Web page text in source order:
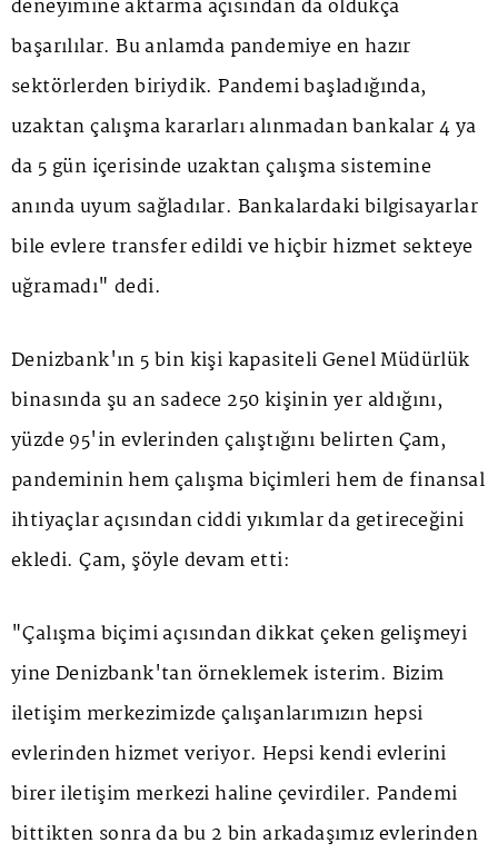
deneyimine aktarma açısından da oldukça
başarılılar. Bu anlamda pandemiye en hazır
sektörlerden biriydik. Pandemi başladığında,
uzaktan çalışma kararları alınmadan bankalar 4 ya
da 5 gün içerisinde uzaktan çalışma sistemine
anında uyum sağladılar. Bankalardaki bilgisayarlar
bile evlere transfer edildi ve hiçbir hizmet sekteye
uğramadı" dedi.
Denizbank'ın 5 bin kişi kapasiteli Genel Müdürlük
binasında şu an sadece 250 kişinin yer aldığını,
yüzde 95'in evlerinden çalıştığını belirten Çam,
pandeminin hem çalışma biçimleri hem de finansal
ihtiyaçlar açısından ciddi yıkımlar da getireceğini
ekledi. Çam, şöyle devam etti:
"Çalışma biçimi açısından dikkat çeken gelişmeyi
yine Denizbank'tan örneklemek isterim. Bizim
iletişim merkezimizde çalışanlarımızın hepsi
evlerinden hizmet veriyor. Hepsi kendi evlerini
birer iletişim merkezi haline çevirdiler. Pandemi
bittikten sonra da bu 2 bin arkadaşımız evlerinden